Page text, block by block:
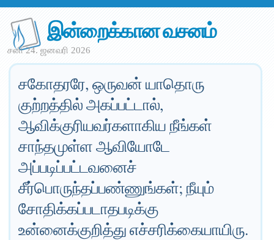
இன்றைக்கான வசனம்
சனி 24. ஜனவரி 2026
சகோதரரே, ஒருவன் யாதொரு
குற்றத்தில் அகப்பட்டால்,
ஆவிக்குரியவர்களாகிய நீங்கள்
சாந்தமுள்ள ஆவியோடே
அப்படிப்பட்டவனைச்
சீர்பொருந்தப்பண்ணுங்கள்; நீயும்
சோதிக்கப்படாதபடிக்கு
உன்னைக்குறித்து எச்சரிக்கையாயிரு.